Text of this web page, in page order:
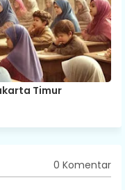
Timur
0 Komentar